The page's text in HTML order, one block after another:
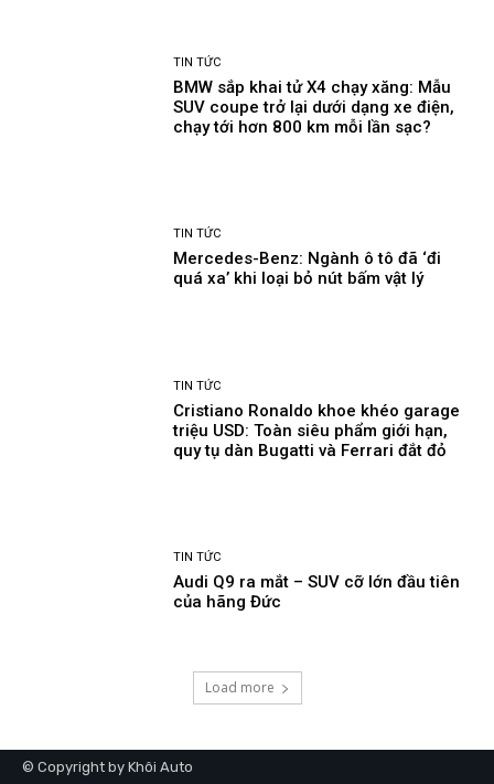
TIN TỨC
BMW sắp khai tử X4 chạy xăng: Mẫu
SUV coupe trở lại dưới dạng xe điện,
chạy tới hơn 800 km mỗi lần sạc?
TIN TỨC
Mercedes-Benz: Ngành ô tô đã ‘đi
quá xa’ khi loại bỏ nút bấm vật lý
TIN TỨC
Cristiano Ronaldo khoe khéo garage
triệu USD: Toàn siêu phẩm giới hạn,
quy tụ dàn Bugatti và Ferrari đắt đỏ
TIN TỨC
Audi Q9 ra mắt – SUV cỡ lớn đầu tiên
của hãng Đức
Load more
© Copyright by Khôi Auto